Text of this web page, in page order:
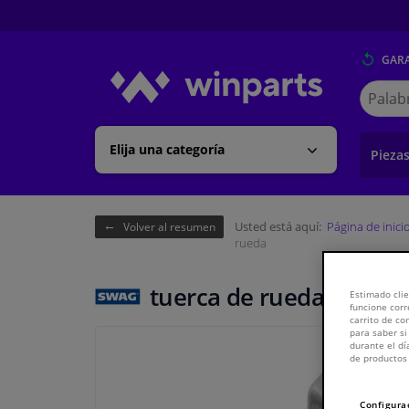
Elija una categoría
Buscar
en
Volver al resumen Usted está aquí: Página de inicio
rueda
tuerca de rueda
Estimado
funcione
carrito de
para saber
durante el
de